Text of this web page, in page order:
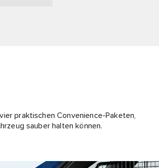
praktischen Convenience-Paketen,
sauber halten können.